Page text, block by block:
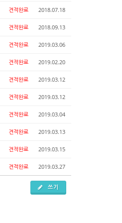
견적완료 2018.07.18
견적완료 2018.09.13
견적완료 2019.03.06
견적완료 2019.02.20
견적완료 2019.03.12
견적완료 2019.03.12
견적완료 2019.03.04
견적완료 2019.03.13
견적완료 2019.03.15
견적완료 2019.03.27
쓰기